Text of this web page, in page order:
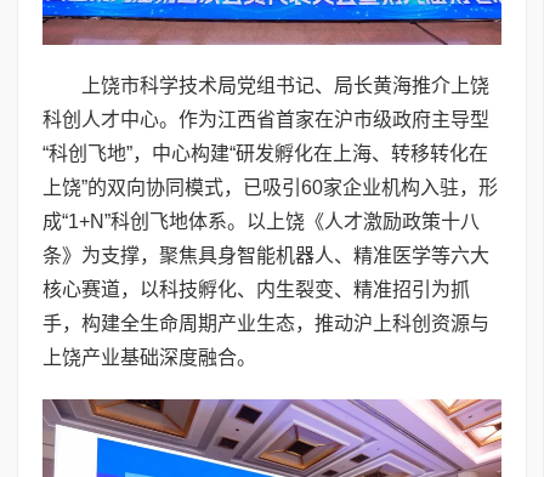
上饶市科学技术局党组书记、局长黄海推介上饶
科创人才中心。作为江西省首家在沪市级政府主导型
“科创飞地”，中心构建“研发孵化在上海、转移转化在
上饶”的双向协同模式，已吸引60家企业机构入驻，形
成“1+N”科创飞地体系。以上饶《人才激励政策十八
条》为支撑，聚焦具身智能机器人、精准医学等六大
核心赛道，以科技孵化、内生裂变、精准招引为抓
手，构建全生命周期产业生态，推动沪上科创资源与
上饶产业基础深度融合。